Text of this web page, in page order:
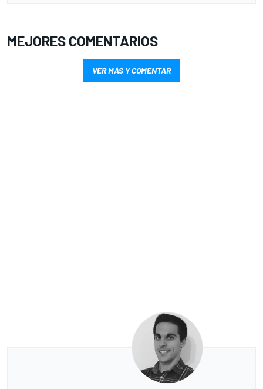
MEJORES COMENTARIOS
VER MÁS Y COMENTAR